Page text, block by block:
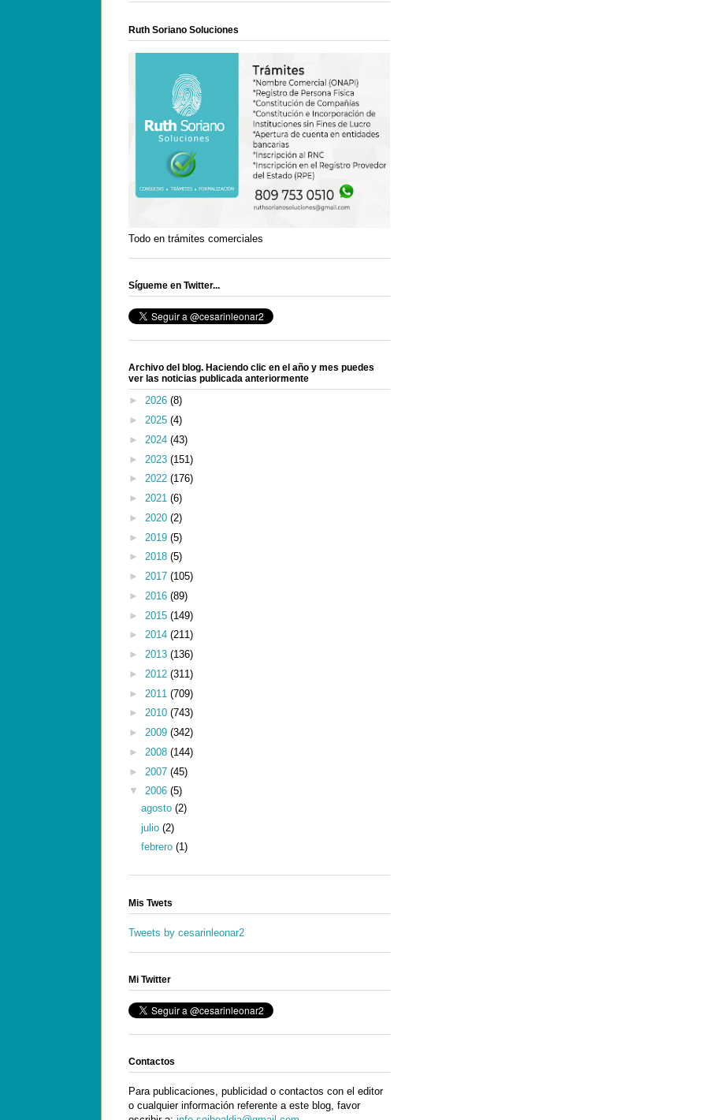
Ruth Soriano Soluciones
Todo en trámites comerciales
Sígueme en Twitter...
Archivo del blog. Haciendo clic en el año y mes puedes
ver las noticias publicada anteriormente
► 2026 (8)
► 2025 (4)
► 2024 (43)
► 2023 (151)
► 2022 (176)
► 2021 (6)
► 2020 (2)
► 2019 (5)
► 2018 (5)
► 2017 (105)
► 2016 (89)
► 2015 (149)
► 2014 (211)
► 2013 (136)
► 2012 (311)
► 2011 (709)
► 2010 (743)
► 2009 (342)
► 2008 (144)
► 2007 (45)
▼ 2006 (5)
agosto (2)
julio (2)
febrero (1)
Mis Twets
Tweets by cesarinleonar2
Mi Twitter
Contactos
Para publicaciones, publicidad o contactos con el editor
o cualquier información referente a este blog, favor